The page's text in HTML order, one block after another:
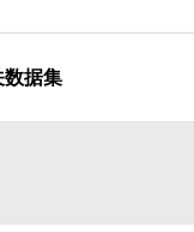
数据集